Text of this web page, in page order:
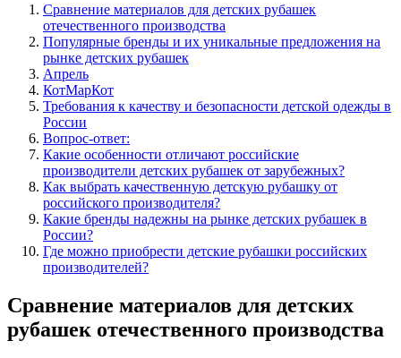
Сравнение материалов для детских рубашек
отечественного производства
Популярные бренды и их уникальные предложения на
рынке детских рубашек
Апрель
КотМарКот
Требования к качеству и безопасности детской одежды в
России
Вопрос-ответ:
Какие особенности отличают российские
производители детских рубашек от зарубежных?
Как выбрать качественную детскую рубашку от
российского производителя?
Какие бренды надежны на рынке детских рубашек в
России?
Где можно приобрести детские рубашки российских
производителей?
Сравнение материалов для детских
рубашек отечественного производства